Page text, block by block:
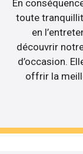
En
toute
en
découvrir
d’occasion.
offrir la